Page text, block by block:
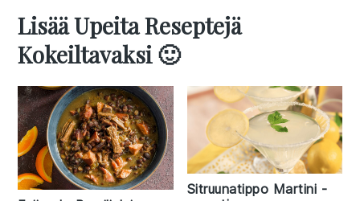
Lisää Upeita Reseptejä
Kokeiltavaksi 🙂
Sitruunatippo Martini -